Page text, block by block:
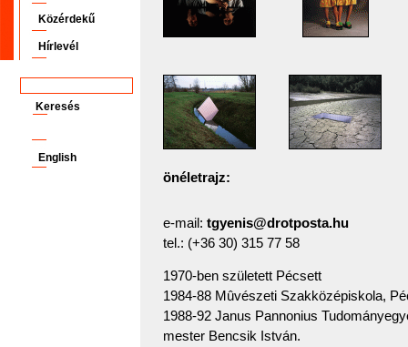
Közérdekű
Hírlevél
English
önéletrajz:
e-mail: tgyenis@drotposta.hu
tel.: (+36 30) 315 77 58
1970-ben született Pécsett
1984-88 Mûvészeti Szakközépiskola,
1988-92 Janus Pannonius
mester Bencsik István.